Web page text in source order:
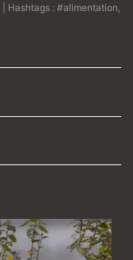
| Hashtags : #alimentation